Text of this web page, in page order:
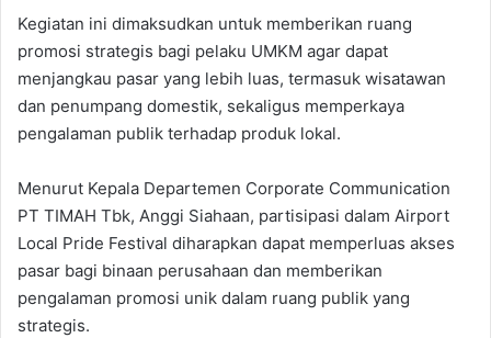
Kegiatan ini dimaksudkan untuk memberikan ruang
promosi strategis bagi pelaku UMKM agar dapat
menjangkau pasar yang lebih luas, termasuk wisatawan
dan penumpang domestik, sekaligus memperkaya
pengalaman publik terhadap produk lokal.
Menurut Kepala Departemen Corporate Communication
PT TIMAH Tbk, Anggi Siahaan, partisipasi dalam Airport
Local Pride Festival diharapkan dapat memperluas akses
pasar bagi binaan perusahaan dan memberikan
pengalaman promosi unik dalam ruang publik yang
strategis.